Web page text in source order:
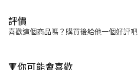
評價
喜歡這個商品嗎？購買後給他一個好評吧
🔻你可能會喜歡